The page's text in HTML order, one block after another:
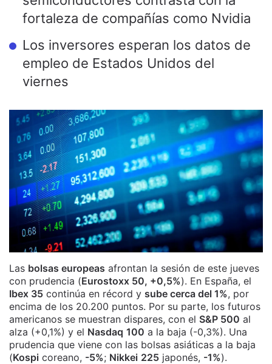
fortaleza de compañías como Nvidia
Los inversores esperan los datos de
empleo de Estados Unidos del
viernes
Las bolsas europeas afrontan la sesión de este jueves
con prudencia (Eurostoxx 50, +0,5%). En España, el
Ibex 35 continúa en récord y sube cerca del 1%, por
encima de los 20.200 puntos. Por su parte, los futuros
americanos se muestran dispares, con el S&P 500 al
alza (+0,1%) y el Nasdaq 100 a la baja (-0,3%). Una
prudencia que viene con las bolsas asiáticas a la baja
(Kospi coreano, -5%; Nikkei 225 japonés, -1%).